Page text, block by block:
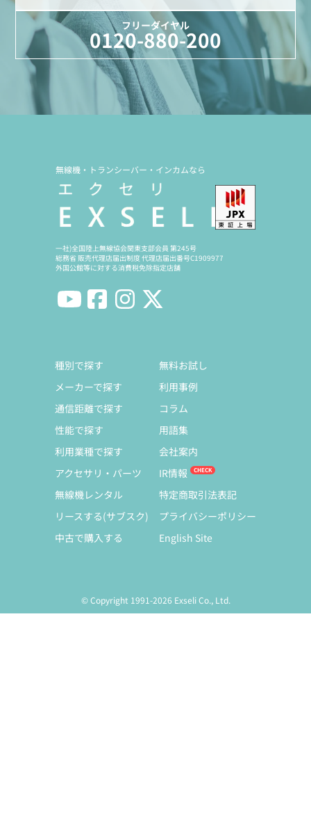
フリーダイヤル
0120-880-200
無線機・トランシーバー・インカムなら
一社)全国陸上無線協会関東支部会員 第245号
総務省 販売代理店届出制度 代理店届出番号C1909977
外国公館等に対する消費税免除指定店舗
種別で探す
メーカーで探す
通信距離で探す
性能で探す
利用業種で探す
アクセサリ・パーツ
無線機レンタル
リースする(サブスク)
中古で購入する
無料お試し
利用事例
コラム
用語集
会社案内
IR情報
特定商取引法表記
プライバシーポリシー
English Site
© Copyright 1991-2026 Exseli Co., Ltd.